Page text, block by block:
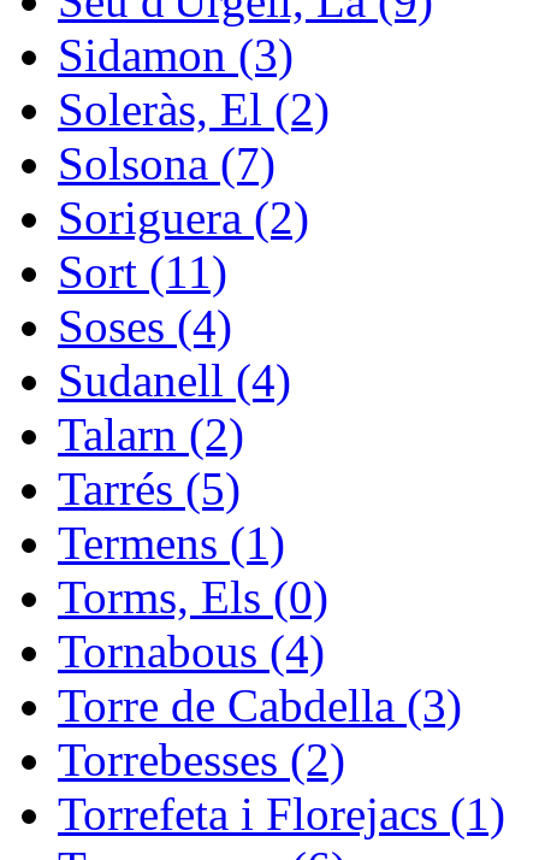
Sidamon (3)
Soleràs, El (2)
Solsona (7)
Soriguera (2)
Sort (11)
Soses (4)
Sudanell (4)
Talarn (2)
Tarrés (5)
Termens (1)
Torms, Els (0)
Tornabous (4)
Torre de Cabdella (3)
Torrebesses (2)
Torrefeta i Florejacs (1)